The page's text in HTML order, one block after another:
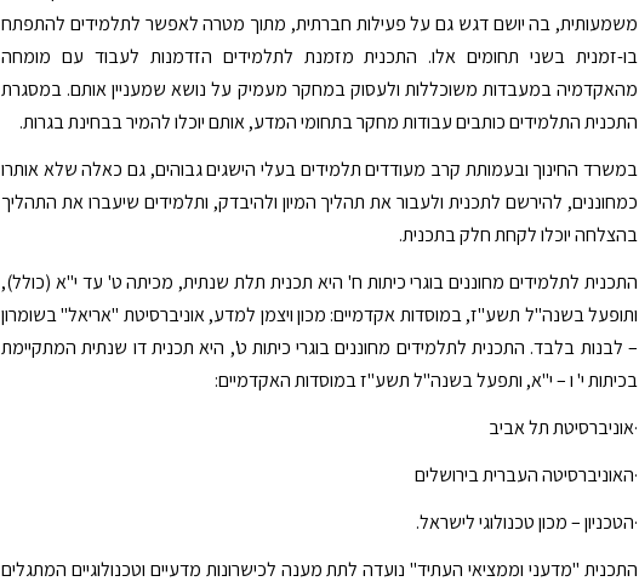
משמעותית, בה יושם דגש גם על פעילות חברתית, מתוך מטרה לאפשר לתלמידים להתפתח
בו-זמנית בשני תחומים אלו. התכנית מזמנת לתלמידים הזדמנות לעבוד עם מומחה
מהאקדמיה במעבדות משוכללות ולעסוק במחקר מעמיק על נושא שמעניין אותם. במסגרת
התכנית התלמידים כותבים עבודות מחקר בתחומי המדע, אותם יוכלו להמיר בבחינת בגרות.
במשרד החינוך ובעמותת קרב מעודדים תלמידים בעלי הישגים גבוהים, גם כאלה שלא אותרו
כמחוננים, להירשם לתכנית ולעבור את תהליך המיון ולהיבדק, ותלמידים שיעברו את התהליך
בהצלחה יוכלו לקחת חלק בתכנית.
התכנית לתלמידים מחוננים בוגרי כיתות ח' היא תכנית תלת שנתית, מכיתה ט' עד י"א (כולל),
ותופעל בשנה"ל תשע"ז, במוסדות אקדמיים: מכון ויצמן למדע, אוניברסיטת "אריאל" בשומרון
– לבנות בלבד. התכנית לתלמידים מחוננים בוגרי כיתות ט', היא תכנית דו שנתית המתקיימת
בכיתות י' ו – י"א, ותפעל בשנה"ל תשע"ז במוסדות האקדמיים:
·אוניברסיטת תל אביב
·האוניברסיטה העברית בירושלים
·הטכניון – מכון טכנולוגי לישראל.
התכנית "מדעני וממציאי העתיד" נועדה לתת מענה לכישרונות מדעיים וטכנולוגיים המתגלים